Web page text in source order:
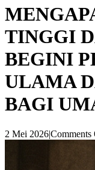
TINGGI
BEGINI
ULAMA
BAGI
2 Mei 2026|Comments